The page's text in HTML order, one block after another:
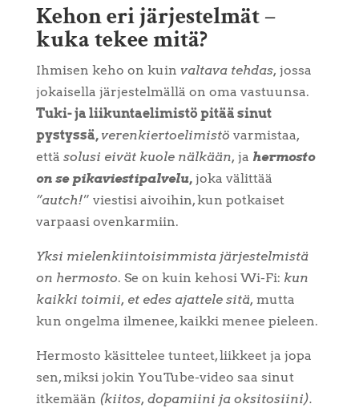
Kehon eri järjestelmät –
kuka tekee mitä?
Ihmisen keho on kuin valtava tehdas, jossa
jokaisella järjestelmällä on oma vastuunsa.
Tuki- ja liikuntaelimistö pitää sinut
pystyssä, verenkiertoelimistö varmistaa,
että solusi eivät kuole nälkään, ja hermosto
on se pikaviestipalvelu,joka välittää
”autch!” viestisi aivoihin, kun potkaiset
varpaasi ovenkarmiin.
Yksi mielenkiintoisimmista järjestelmistä
on hermosto. Se on kuin kehosi Wi-Fi: kun
kaikki toimii, et edes ajattele sitä, mutta
kun ongelma ilmenee, kaikki menee pieleen.
Hermosto käsittelee tunteet, liikkeet ja jopa
sen, miksi jokin YouTube-video saa sinut
itkemään (kiitos, dopamiini ja oksitosiini).